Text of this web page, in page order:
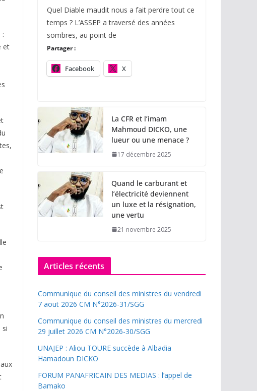
:
et
si
Quel Diable maudit nous a fait perdre tout ce
temps ? L’ASSEP a traversé des années
sombres, au point de
Partager :
Facebook X
La CFR et l’imam
Mahmoud DICKO, une
lueur ou une menace ?
17 décembre 2025
Quand le carburant et
l’électricité deviennent
un luxe et la résignation,
une vertu
21 novembre 2025
Articles récents
Communique du conseil des ministres du vendredi
7 aout 2026 CM N°2026-31/SGG
Communique du conseil des ministres du mercredi
29 juillet 2026 CM N°2026-30/SGG
UNAJEP : Aliou TOURE succède à Albadia
Hamadoun DICKO
FORUM PANAFRICAIN DES MEDIAS : l’appel de
Bamako